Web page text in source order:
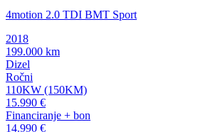
4motion 2.0 TDI BMT Sport
2018
199.000 km
Dizel
Ročni
110KW (150KM)
15.990 €
Financiranje + bon
14.990 €